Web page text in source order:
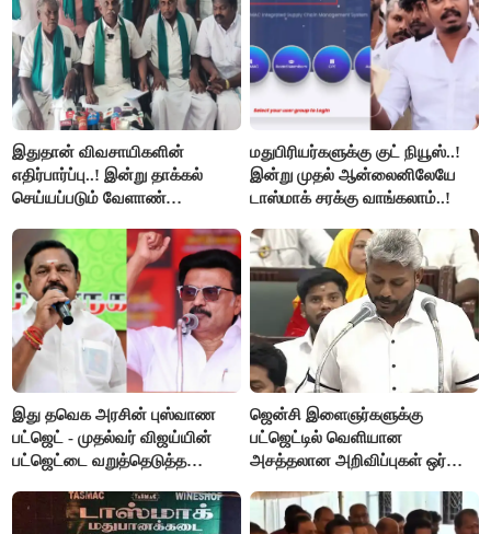
இதுதான் விவசாயிகளின்
எதிர்பார்ப்பு..! இன்று தாக்கல்
செய்யப்படும் வேளாண்
கோரிக்கை!
மதுபிரியர்களுக்கு குட் நியூஸ்..!
இன்று முதல் ஆன்லைனிலேயே
டாஸ்மாக் சரக்கு வாங்கலாம்..!
இது தவெக அரசின் புஸ்வாண
பட்ஜெட் - முதல்வர் விஜய்யின்
பட்ஜெட்டை வறுத்தெடுத்த
ஜென்சி இளைஞர்களுக்கு
பட்ஜெட்டில் வெளியான
அசத்தலான அறிவிப்புகள் ஒர்